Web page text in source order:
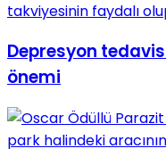
Depresyon
önemi